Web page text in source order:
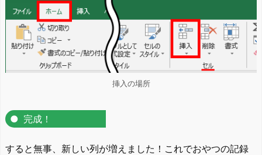
挿入の場所
完成！
すると無事、新しい列が増えました！これでおやつの記録